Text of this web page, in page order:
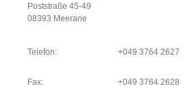
Poststraße 45-49
08393 Meerane
Telefon: +049 3764 2627
Fax: +049 3764 2628